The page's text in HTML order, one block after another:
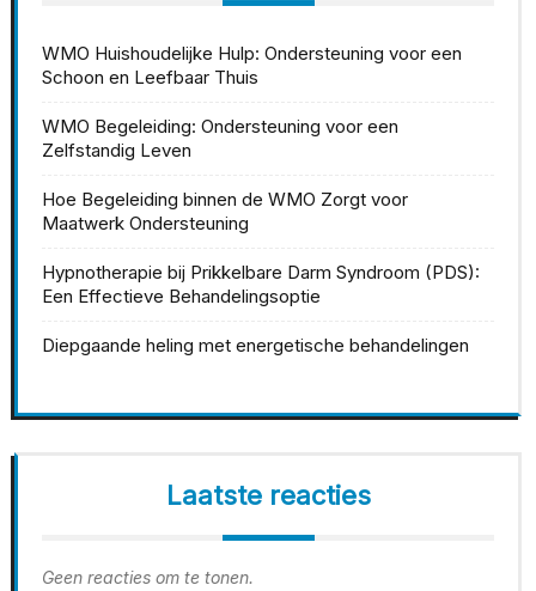
WMO Huishoudelijke Hulp: Ondersteuning voor een
Schoon en Leefbaar Thuis
WMO Begeleiding: Ondersteuning voor een
Zelfstandig Leven
Hoe Begeleiding binnen de WMO Zorgt voor
Maatwerk Ondersteuning
Hypnotherapie bij Prikkelbare Darm Syndroom (PDS):
Een Effectieve Behandelingsoptie
Diepgaande heling met energetische behandelingen
Laatste reacties
Geen reacties om te tonen.